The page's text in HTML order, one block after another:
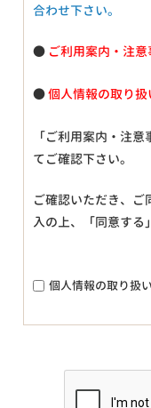
合わせ下さい。
● ご利用案内・注意
●個人情報の取り扱
「ご利用案内・注
てご確認下さい。
ご確認いただき、
入の上、「同意する
個人情報の取り扱